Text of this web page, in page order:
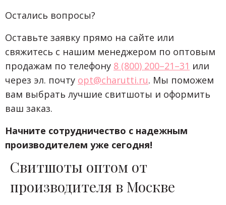
Остались вопросы?
Оставьте заявку прямо на сайте или
свяжитесь с нашим менеджером по оптовым
продажам по телефону 8 (800) 200–21–31 или
через эл. почту opt@charutti.ru. Мы поможем
вам выбрать лучшие свитшоты и оформить
ваш заказ.
Начните сотрудничество с надежным
производителем уже сегодня!
Свитшоты оптом от
производителя в Москве